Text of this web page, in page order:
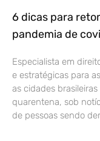
6 dicas para
pandemia de
Especialista em
e estratégicas para
as cidades
quarentena, sob
de pessoas sendo